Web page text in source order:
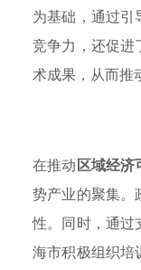
为基础，通过
竞争力，还促进
术成果，从而推
在推动区域经济
势产业的聚集。
性。同时，通过
海市积极组织培